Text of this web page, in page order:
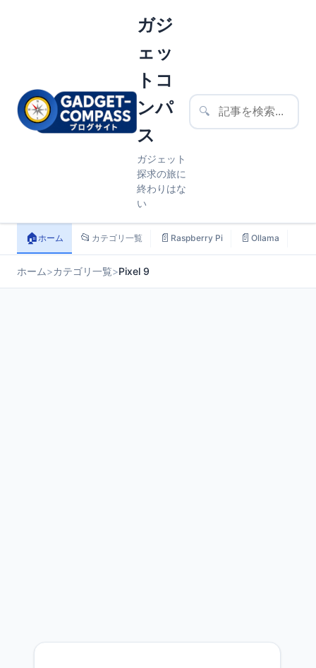
ガジ
ェッ
トコ
ンパ
ス
ガジェット
探求の旅に
終わりはな
い
🔍
🏠ホーム 📂 カテゴリ一覧 📄 Raspberry Pi 📄 Ollama
ホーム>カテゴリ一覧>Pixel 9